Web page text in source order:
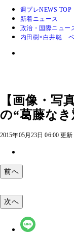
週プレNEWS TOP
新着ニュース
政治・国際ニュー
内田樹×白井聡 ベ
【画像・
の“葛藤なき
2015年05月23日 06:00 更新
前へ
次へ